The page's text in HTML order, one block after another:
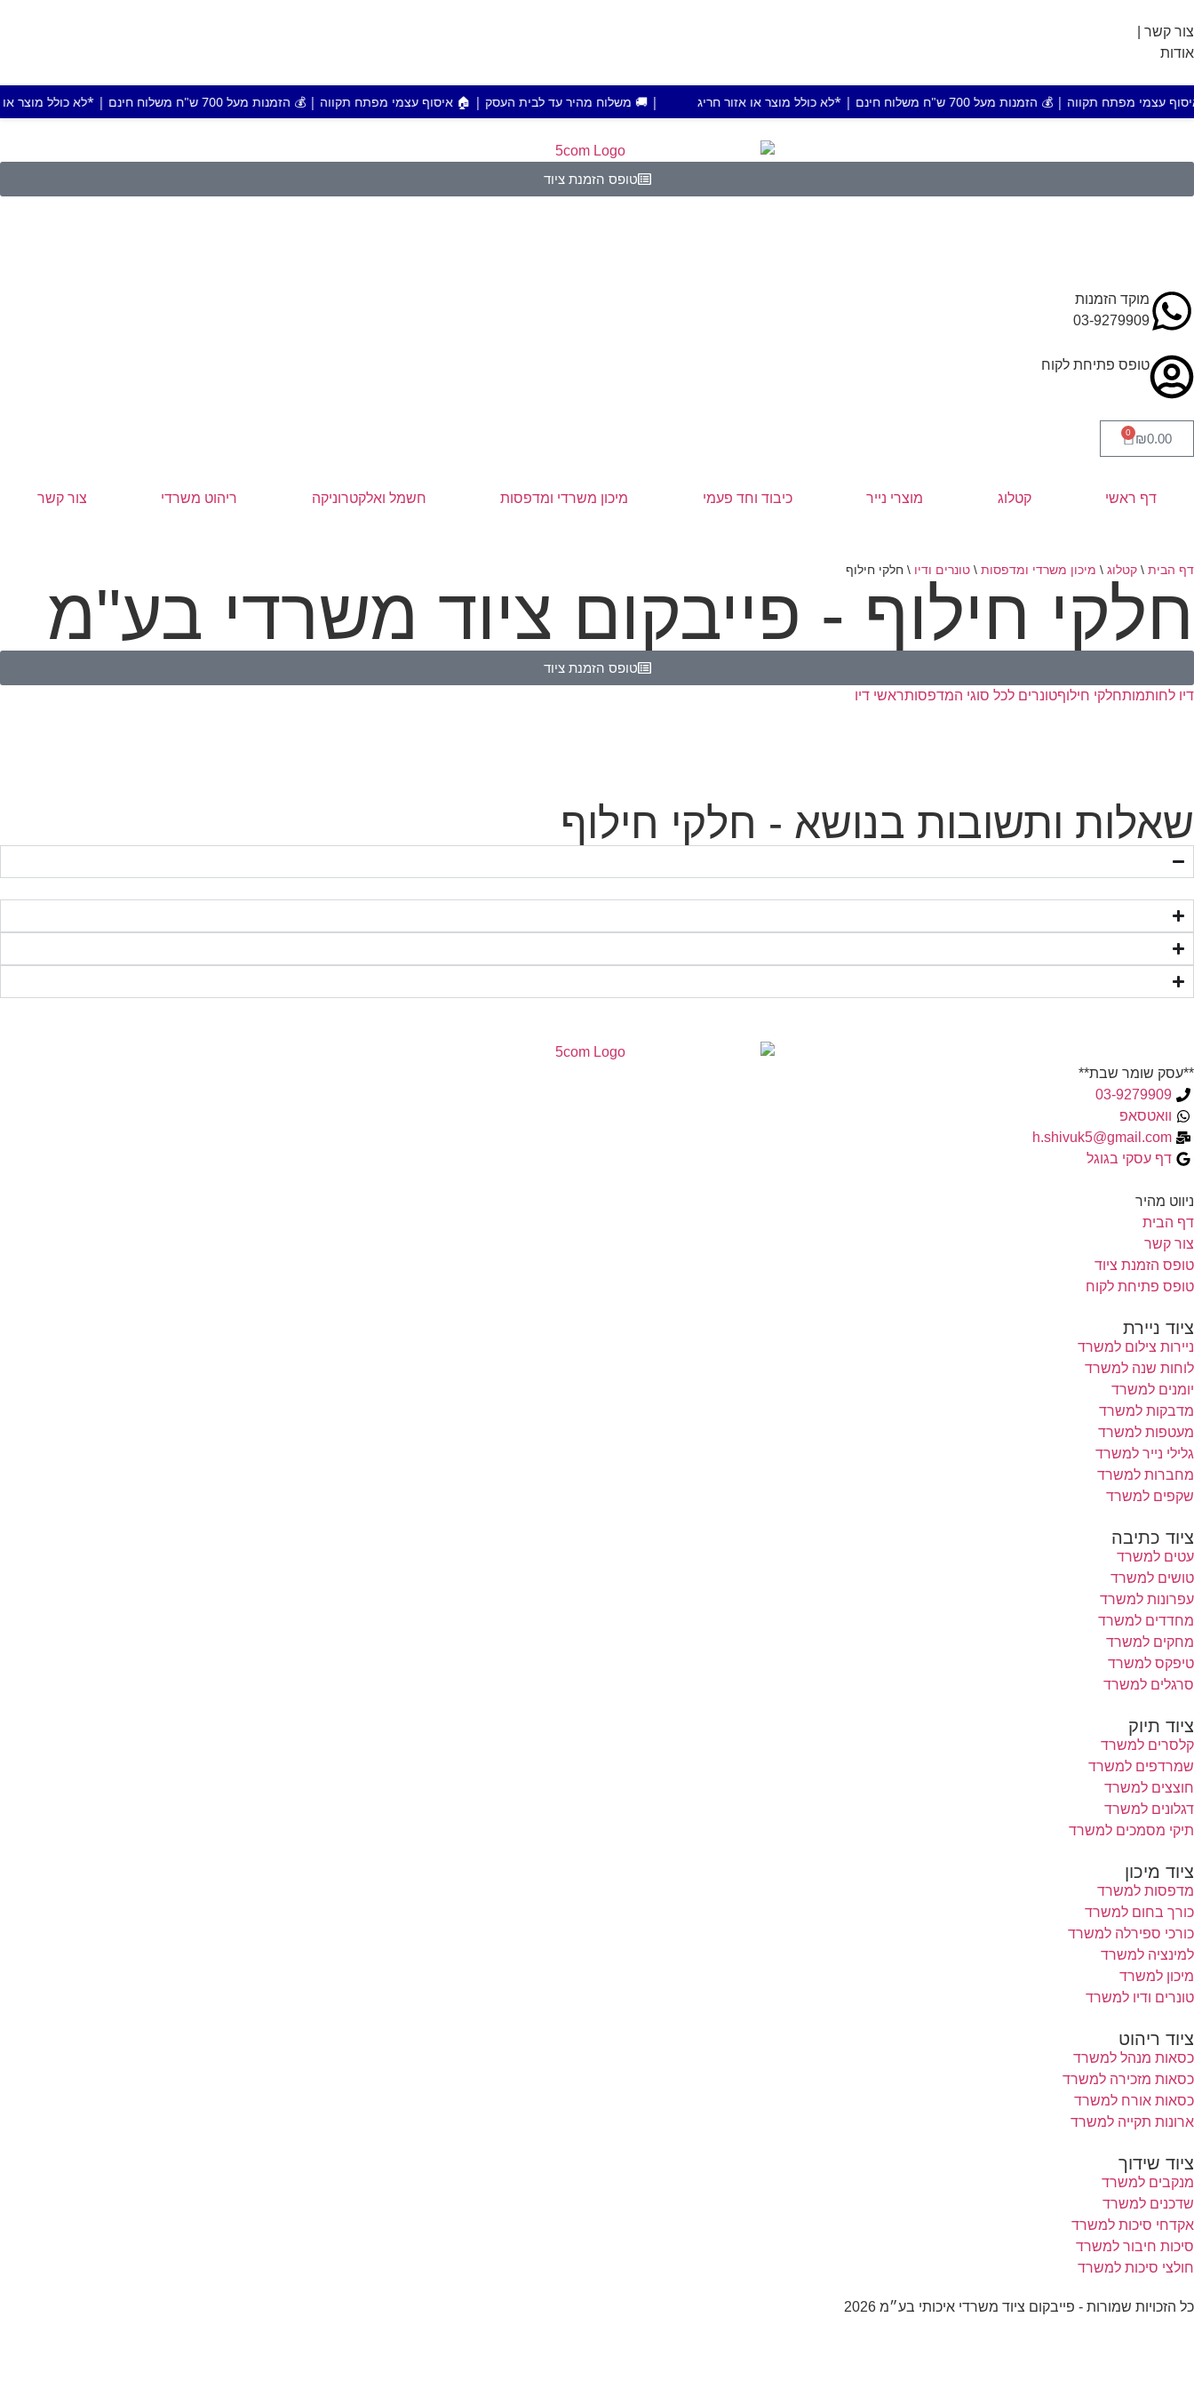
צור קשר |
אודות
מעל 700 ש"ח משלוח חינם | *לא כולל מוצר או אזור חריג | 🚚 משלוח מהיר עד לבית העסק | 🏠 איסוף עצמי מפתח תקווה | 💰 הזמנות מעל 700 ש"ח משלוח חינם | *לא כולל מוצר או אזור חריג |
טופס הזמנת ציוד
מוקד הזמנות
03-9279909
טופס פתיחת לקוח
₪0.00
0
דף ראשי קטלוג מוצרי נייר כיבוד וחד פעמי מיכון משרדי ומדפסות חשמל ואלקטרוניקה ריהוט משרדי צור קשר
דף הבית \ קטלוג \ מיכון משרדי ומדפסות \ טונרים ודיו \ חלקי חילוף
חלקי חילוף - פייבקום ציוד משרדי בע"מ
טופס הזמנת ציוד
דיו לחותמותחלקי חילוףטונרים לכל סוגי המדפסותראשי דיו
שאלות ותשובות בנושא - חלקי חילוף
**עסק שומר שבת**
03-9279909
וואטסאפ
h.shivuk5@gmail.com
דף עסקי בגוגל
ניווט מהיר
דף הבית
צור קשר
טופס הזמנת ציוד
טופס פתיחת לקוח
ציוד ניירת
ניירות צילום למשרד
לוחות שנה למשרד
יומנים למשרד
מדבקות למשרד
מעטפות למשרד
גלילי נייר למשרד
מחברות למשרד
שקפים למשרד
ציוד כתיבה
עטים למשרד
טושים למשרד
עפרונות למשרד
מחדדים למשרד
מחקים למשרד
טיפקס למשרד
סרגלים למשרד
ציוד תיוק
קלסרים למשרד
שמרדפים למשרד
חוצצים למשרד
דגלונים למשרד
תיקי מסמכים למשרד
ציוד מיכון
מדפסות למשרד
כורך בחום למשרד
כורכי ספירלה למשרד
למינציה למשרד
מיכון למשרד
טונרים ודיו למשרד
ציוד ריהוט
כסאות מנהל למשרד
כסאות מזכירה למשרד
כסאות אורח למשרד
ארונות תקייה למשרד
ציוד שידוך
מנקבים למשרד
שדכנים למשרד
אקדחי סיכות למשרד
סיכות חיבור למשרד
חולצי סיכות למשרד
כל הזכויות שמורות - פייבקום ציוד משרדי איכותי בע״מ 2026